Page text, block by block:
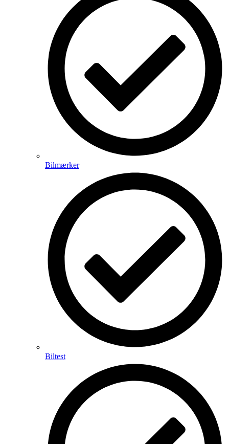
Bilmærker
Biltest